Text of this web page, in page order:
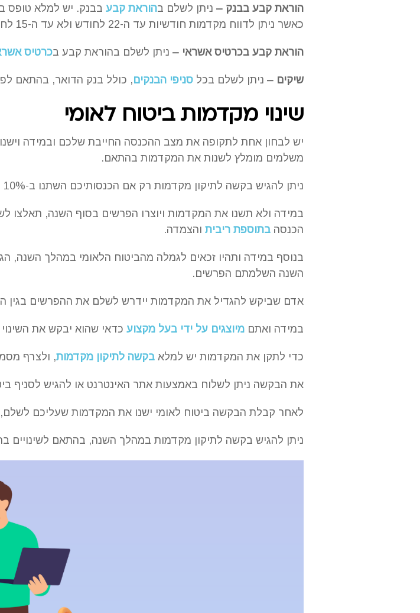
הוראת קבע בבנק – ניתן לשלם בהוראת קבע בבנק. יש למלא טופס
כאשר ניתן לדווח מקדמות חודשיות עד ה-22 לחודש ולא עד ה-15 לחודש כמו בכל אמצעי התשלום האחרים.
הוראת קבע בכרטיס אשראי – ניתן לשלם בהוראת קבע בכרטיס
שיקים – ניתן לשלם בכל סניפי הבנקים, כולל בנק הדואר, בהתאם
שינוי מקדמות ביטוח לאומי
יש לבחון אחת לתקופה את מצב ההכנסה החייבת שלכם ובמידה
משלמים מומלץ לשנות את המקדמות בהתאם.
ניתן להגיש בקשה לתיקון מקדמות רק אם הכנסותיכם השתנו ב-10% לפחות (עלו או ירדו).
במידה ולא תשנו את המקדמות ויוצרו הפרשים בסוף השנה,
הכנסה בתוספת ריבית והצמדה.
בנוסף במידה ותהיו זכאים לגמלה מהביטוח הלאומי במהלך
השנה השלמתם הפרשים.
אדם שביקש להגדיל את המקדמות יידרש לשלם את ההפרשים בגין
במידה ואתם מיוצגים על ידי בעל מקצוע כדאי שהוא יבקש את
כדי לתקן את המקדמות יש למלא בקשה לתיקון מקדמות, ולצרף
את הבקשה ניתן לשלוח באמצעות אתר האינטרנט או להגיש לסניף
לאחר קבלת הבקשה ביטוח לאומי ישנו את המקדמות שעליכם
ניתן להגיש בקשה לתיקון מקדמות במהלך השנה, בהתאם לשינויים